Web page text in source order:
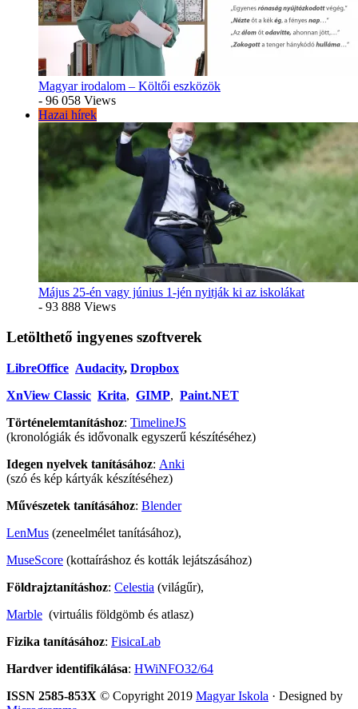
Magyar irodalom – Költői eszközök
- 96 058 Views
Hazai hírek
Május 25-én vagy június 1-jén nyitják ki az iskolákat
- 93 888 Views
Letölthető ingyenes szoftverek
LibreOffice Audacity, Dropbox
XnView Classic Krita, GIMP, Paint.NET
Történelemtanításhoz: TimelineJS
(kronológiák és idővonalk egyszerű készítéséhez)
Idegen nyelvek tanításához: Anki
(szó és kép kártyák készítéséhez)
Művészetek tanításához: Blender
LenMus (zeneelmélet tanításához),
MuseScore (kottaíráshoz és kották lejátszásához)
Földrajztanításhoz: Celestia (világűr),
Marble (virtuális földgömb és atlasz)
Fizika tanításához: FisicaLab
Hardver identifikálása: HWiNFO32/64
ISSN 2585-853X © Copyright 2019 Magyar Iskola · Designed by